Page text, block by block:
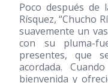
Poco después de
Rísquez, “Chucho
suavemente un
con su pluma-
presentes, que
acordada.
bienvenida y